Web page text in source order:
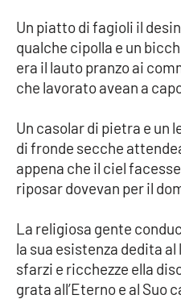
Un piatto di fagioli il
qualche cipolla e un
era il lauto pranzo ai
che lavorato avean a
Un casolar di pietra e un
di fronde secche
appena che il ciel
riposar dovevan per il
La religiosa gente
la sua esistenza dedita al
sfarzi e ricchezze ella
grata all’Eterno e al Suo